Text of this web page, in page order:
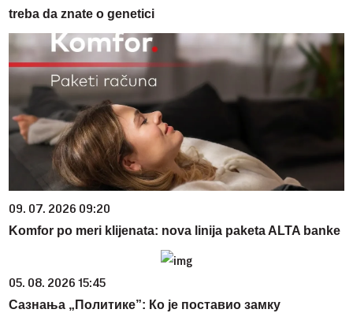
treba da znate o genetici
09. 07. 2026 09:20
Komfor po meri klijenata: nova linija paketa ALTA banke
05. 08. 2026 15:45
Сазнања „Политике”: Ко је поставио замку